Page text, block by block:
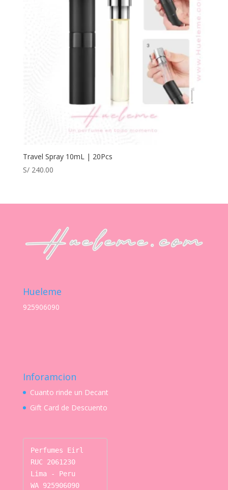
Travel Spray 10mL | 20Pcs
S/240.00
Hueleme
925906090
Inforamcion
Cuanto rinde un Decant
Gift Card de Descuento
Perfumes Eirl
RUC 2061230
Lima - Peru
WA 925906090